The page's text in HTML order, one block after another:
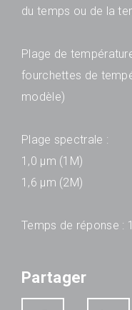
du temps ou de la
Plage de
fourchettes de
modèle)
Plage spectrale :
1,0 µm (1M)
1,6 µm (2M)
Temps de réponse :
Partager